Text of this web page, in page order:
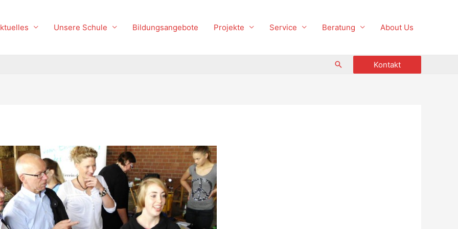
Unsere Schule Bildungsangebote Projekte Service Beratung About Us
Suche Kontakt